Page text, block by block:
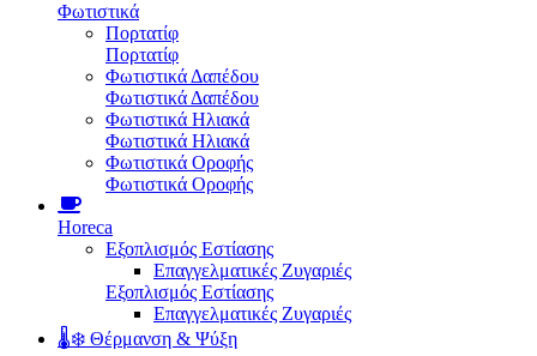
Φωτιστικά
Πορτατίφ
Πορτατίφ
Φωτιστικά Δαπέδου
Φωτιστικά Δαπέδου
Φωτιστικά Ηλιακά
Φωτιστικά Ηλιακά
Φωτιστικά Οροφής
Φωτιστικά Οροφής
Horeca
Εξοπλισμός Εστίασης
Επαγγελματικές Ζυγαριές
Εξοπλισμός Εστίασης
Επαγγελματικές Ζυγαριές
🌡️❄️ Θέρμανση & Ψύξη